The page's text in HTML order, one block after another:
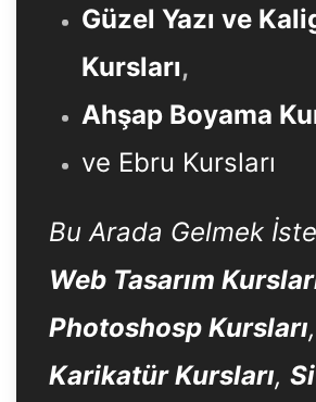
Güzel Yazı ve
Kursları,
Ahşap Boyama
ve Ebru Kursları
Bu Arada Gelmek
Web Tasarım
Photoshosp Kursları,
Karikatür Kursları,